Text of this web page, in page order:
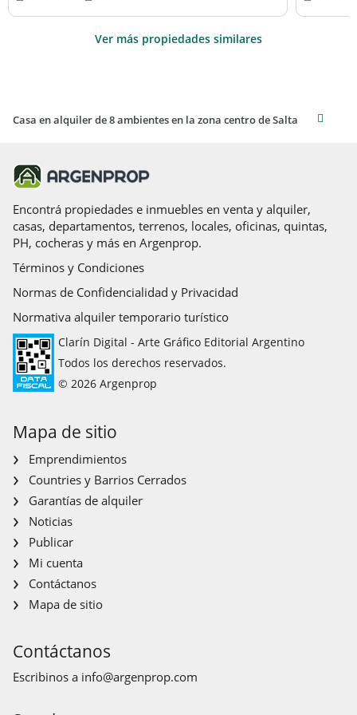
Ver más propiedades similares
Casa en alquiler de 8 ambientes en la zona centro de Salta
Encontrá propiedades e inmuebles en venta y alquiler,
casas, departamentos, terrenos, locales, oficinas, quintas,
PH, cocheras y más en Argenprop.
Términos y Condiciones
Normas de Confidencialidad y Privacidad
Normativa alquiler temporario turístico
Clarín Digital - Arte Gráfico Editorial Argentino
Todos los derechos reservados.
© 2026 Argenprop
Mapa de sitio
Emprendimientos
Countries y Barrios Cerrados
Garantías de alquiler
Noticias
Publicar
Mi cuenta
Contáctanos
Mapa de sitio
Contáctanos
Escribinos a info@argenprop.com